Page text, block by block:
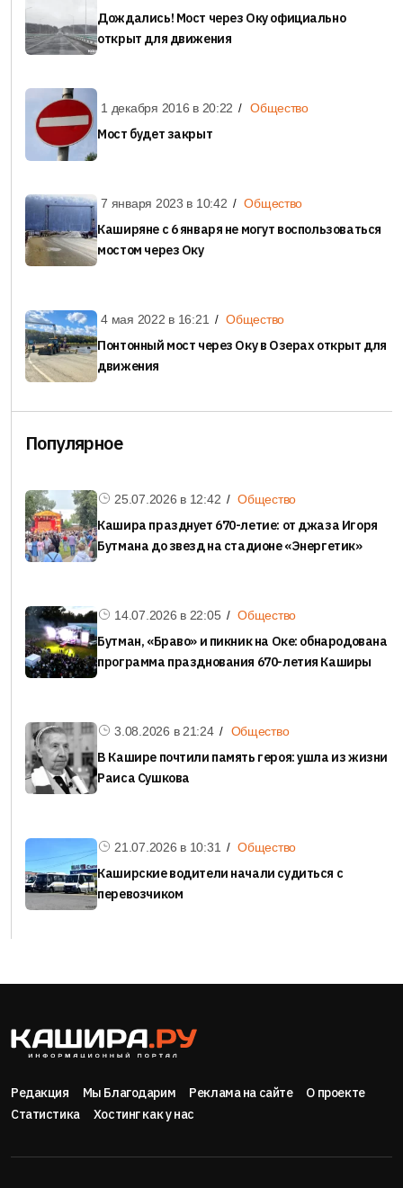
Дождались! Мост через Оку официально
открыт для движения
1 декабря 2016 в 20:22 Общество
Мост будет закрыт
7 января 2023 в 10:42 Общество
Каширяне с 6 января не могут воспользоваться
мостом через Оку
4 мая 2022 в 16:21 Общество
Понтонный мост через Оку в Озерах открыт для
движения
Популярное
25.07.2026 в 12:42 Общество
Кашира празднует 670-летие: от джаза Игоря
Бутмана до звезд на стадионе «Энергетик»
14.07.2026 в 22:05 Общество
Бутман, «Браво» и пикник на Оке: обнародована
программа празднования 670-летия Каширы
3.08.2026 в 21:24 Общество
В Кашире почтили память героя: ушла из жизни
Раиса Сушкова
21.07.2026 в 10:31 Общество
Каширские водители начали судиться с
перевозчиком
Редакция Мы Благодарим Реклама на сайте
О проекте
Статистика
Хостинг как у нас